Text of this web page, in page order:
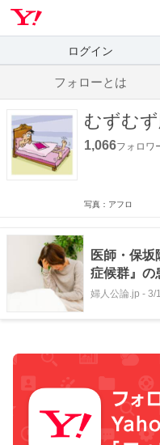
ログイン
フォローとは
むずむ
1,066フォロワ
写真：アフロ
医師・保
症候群』の
＜4つの症
婦人公論.jp - 3/